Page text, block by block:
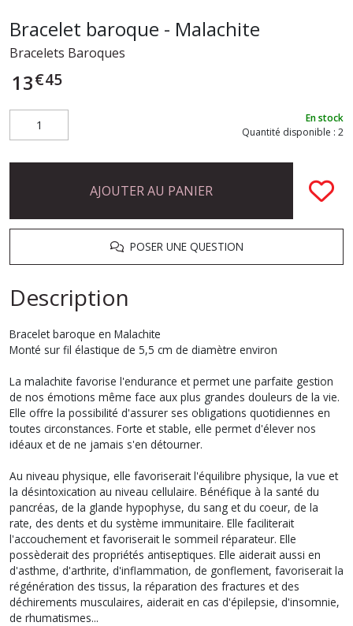
Bracelet baroque - Malachite
Bracelets Baroques
13€45
En stock
Quantité disponible : 2
AJOUTER AU PANIER
POSER UNE QUESTION
Description
Bracelet baroque en Malachite
Monté sur fil élastique de 5,5 cm de diamètre environ
La malachite favorise l'endurance et permet une parfaite gestion
de nos émotions même face aux plus grandes douleurs de la vie.
Elle offre la possibilité d'assurer ses obligations quotidiennes en
toutes circonstances. Forte et stable, elle permet d'élever nos
idéaux et de ne jamais s'en détourner.
Au niveau physique, elle favoriserait l'équilibre physique, la vue et
la désintoxication au niveau cellulaire. Bénéfique à la santé du
pancréas, de la glande hypophyse, du sang et du coeur, de la
rate, des dents et du système immunitaire. Elle faciliterait
l'accouchement et favoriserait le sommeil réparateur. Elle
possèderait des propriétés antiseptiques. Elle aiderait aussi en
d'asthme, d'arthrite, d'inflammation, de gonflement, favoriserait la
régénération des tissus, la réparation des fractures et des
déchirements musculaires, aiderait en cas d'épilepsie, d'insomnie,
de rhumatismes...